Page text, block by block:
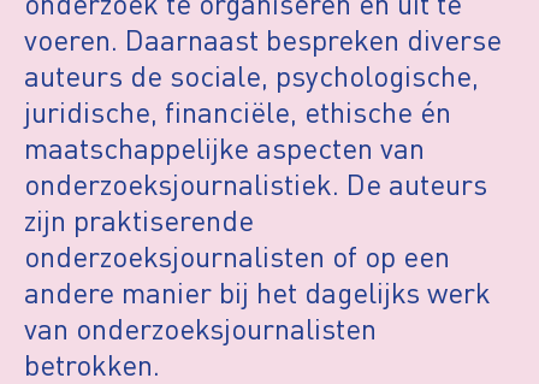
voeren. Daarnaast bespreken diverse
auteurs de sociale, psychologische,
juridische, financiële, ethische én
maatschappelijke aspecten van
onderzoeksjournalistiek. De auteurs
zijn praktiserende
onderzoeksjournalisten of op een
andere manier bij het dagelijks werk
van onderzoeksjournalisten
betrokken.